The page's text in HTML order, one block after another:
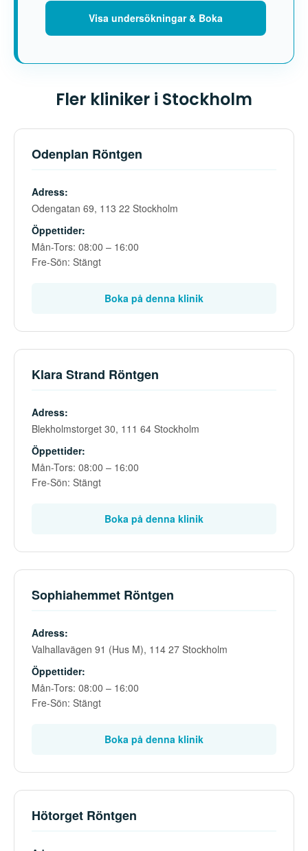
Visa undersökningar & Boka
Fler kliniker i Stockholm
Odenplan Röntgen
Adress:
Odengatan 69, 113 22 Stockholm
Öppettider:
Mån-Tors: 08:00 – 16:00
Fre-Sön: Stängt
Boka på denna klinik
Klara Strand Röntgen
Adress:
Blekholmstorget 30, 111 64 Stockholm
Öppettider:
Mån-Tors: 08:00 – 16:00
Fre-Sön: Stängt
Boka på denna klinik
Sophiahemmet Röntgen
Adress:
Valhallavägen 91 (Hus M), 114 27 Stockholm
Öppettider:
Mån-Tors: 08:00 – 16:00
Fre-Sön: Stängt
Boka på denna klinik
Hötorget Röntgen